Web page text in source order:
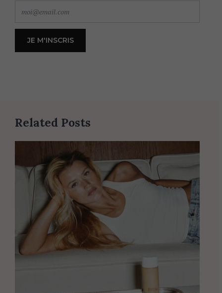
Related Posts